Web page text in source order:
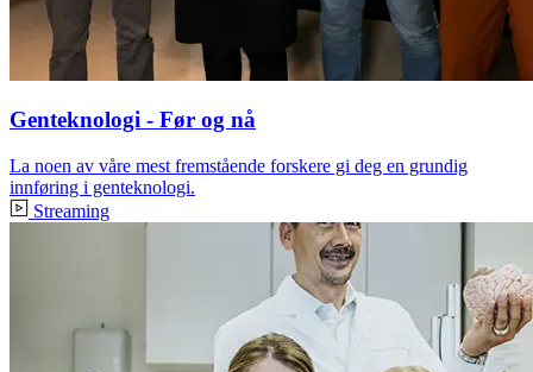
Genteknologi - Før og nå
La noen av våre mest fremstående forskere gi deg en grundig
innføring i genteknologi.
Streaming